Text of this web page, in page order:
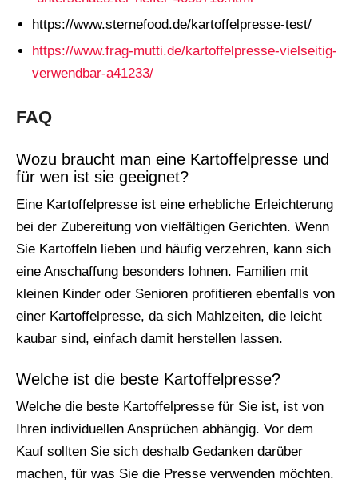
https://www.sternefood.de/kartoffelpresse-test/
https://www.frag-mutti.de/kartoffelpresse-vielseitig-
verwendbar-a41233/
FAQ
Wozu braucht man eine Kartoffelpresse und
für wen ist sie geeignet?
Eine Kartoffelpresse ist eine erhebliche Erleichterung
bei der Zubereitung von vielfältigen Gerichten. Wenn
Sie Kartoffeln lieben und häufig verzehren, kann sich
eine Anschaffung besonders lohnen. Familien mit
kleinen Kinder oder Senioren profitieren ebenfalls von
einer Kartoffelpresse, da sich Mahlzeiten, die leicht
kaubar sind, einfach damit herstellen lassen.
Welche ist die beste Kartoffelpresse?
Welche die beste Kartoffelpresse für Sie ist, ist von
Ihren individuellen Ansprüchen abhängig. Vor dem
Kauf sollten Sie sich deshalb Gedanken darüber
machen, für was Sie die Presse verwenden möchten.